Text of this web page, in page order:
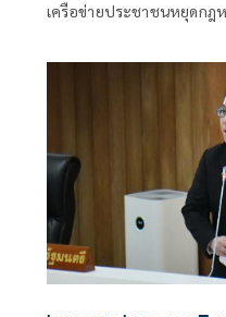
เครือข่ายประชาชนหยุดกฎ